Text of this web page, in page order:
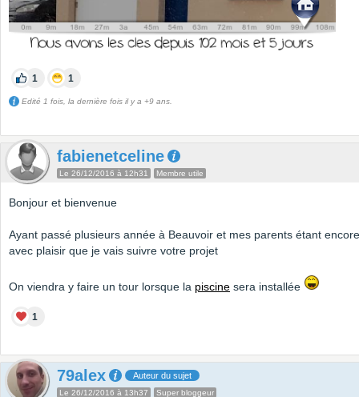
1 1
Edité 1 fois, la dernière fois il y a +9 ans.
fabienetceline
Le 26/12/2016 à 12h31 Membre utile
Bonjour et bienvenue
Ayant passé plusieurs année à Beauvoir et mes parents étant
avec plaisir que je vais suivre votre projet
On viendra y faire un tour lorsque la piscine sera installée
1
79alex Auteur du sujet
Le 26/12/2016 à 13h37 Super bloggeur